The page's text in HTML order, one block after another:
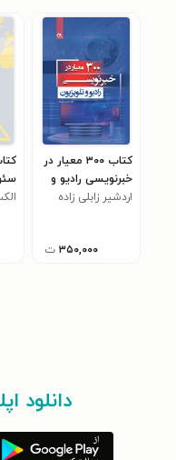
کتاب ۳۰۰ معیار در
خبرنویسی رادیو و
تلویزیون
اردشیر زابلی زاده
۳۵۰,۰۰۰ ت
دانلود